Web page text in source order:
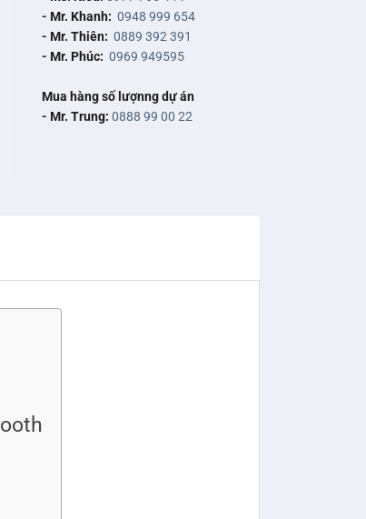
- Mr. Khanh: 0948 999 654
- Mr. Thiên: 0889 392 391
- Mr. Phúc: 0969 949595
Mua hàng số lượnng dự án
- Mr. Trung: 0888 99 00 22